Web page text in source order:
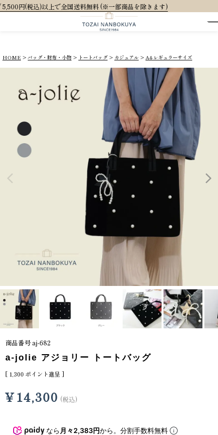
料 (※一部商品を除きます)
HOME バッグ・財布・小物 トートバッグ カジュアル A4-レギュラーサイズ
商品番号aj-682
a-jolie アジョリー トートバッグ
[ 1,300 ポイント進呈 ]
¥14,300 税込
なら 月々2,383円から。分割手数料無料